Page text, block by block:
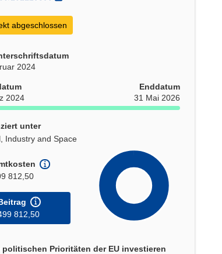
abgeschlossen
2024
2024
Enddatum
31 Mai 2026
unter
Industry and Space
812,50
812,50
politischen Prioritäten der EU investieren